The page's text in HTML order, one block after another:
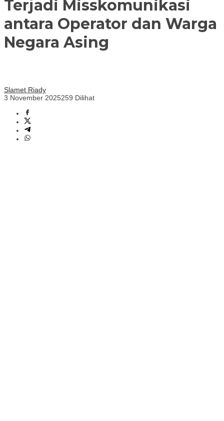
Terjadi Misskomunikasi
antara Operator dan Warga
Negara Asing
Slamet Riady
3 November 2025259 Dilihat